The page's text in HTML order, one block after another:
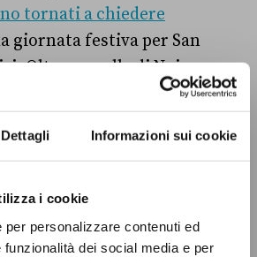
Dettagli Informazioni sui cookie
i cookie
personalizzare contenuti ed
dei social media e per
tornati a chiedere
giornata festiva per San
Oltre a quella di Noi
presentate altre due
Fratelli d’Italia e dalla